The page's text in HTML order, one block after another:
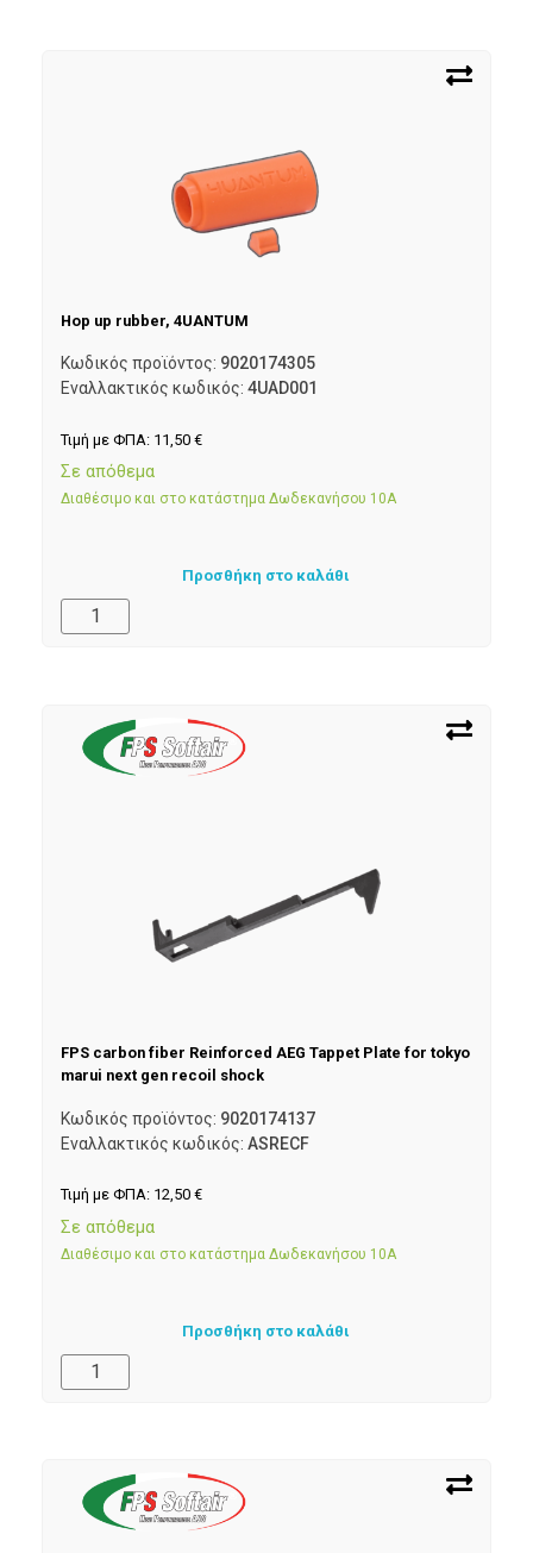
Hop up rubber, 4UANTUM
Κωδικός προϊόντος: 9020174305
Εναλλακτικός κωδικός: 4UAD001
Τιμή με ΦΠΑ: 11,50 €
Σε απόθεμα
Διαθέσιμο και στο κατάστημα Δωδεκανήσου 10Α
Προσθήκη στο καλάθι
FPS carbon fiber Reinforced AEG Tappet Plate for tokyo
marui next gen recoil shock
Κωδικός προϊόντος: 9020174137
Εναλλακτικός κωδικός: ASRECF
Τιμή με ΦΠΑ: 12,50 €
Σε απόθεμα
Διαθέσιμο και στο κατάστημα Δωδεκανήσου 10Α
Προσθήκη στο καλάθι